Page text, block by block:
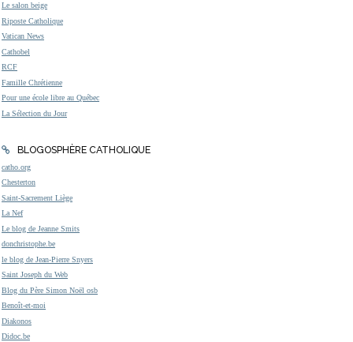
Le salon beige
Riposte Catholique
Vatican News
Cathobel
RCF
Famille Chrétienne
Pour une école libre au Québec
La Sélection du Jour
BLOGOSPHÈRE CATHOLIQUE
catho.org
Chesterton
Saint-Sacrement Liège
La Nef
Le blog de Jeanne Smits
donchristophe.be
le blog de Jean-Pierre Snyers
Saint Joseph du Web
Blog du Père Simon Noël osb
Benoît-et-moi
Diakonos
Didoc.be